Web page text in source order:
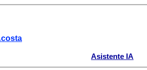
Asistente IA